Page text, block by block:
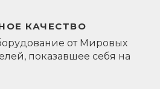
КАЧЕСТВО
от Мировых
показавшее себя на